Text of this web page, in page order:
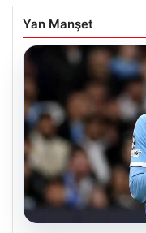
Yan Manşet